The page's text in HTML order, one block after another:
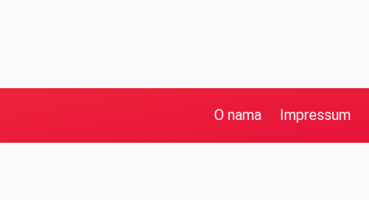
O nama Impressum